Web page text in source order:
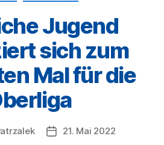
Jugend
sich zum
Mal für die
Veröffentlichungsdatum
21. Mai 2022